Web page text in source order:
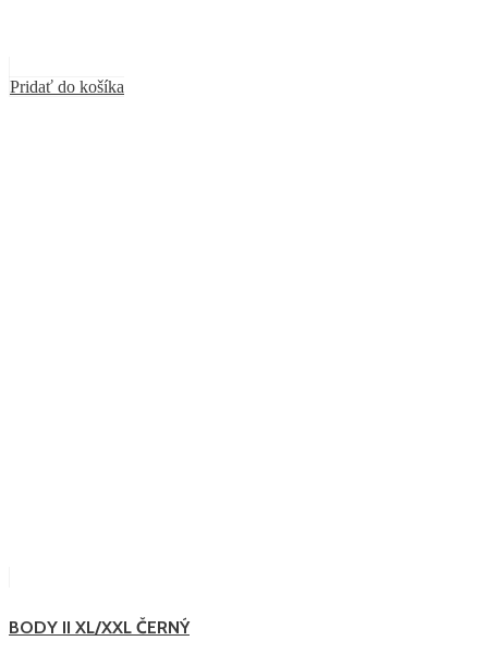
Pridať do košíka
BODY II XL/XXL ČERNÝ